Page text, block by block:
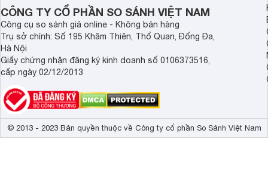
CÔNG TY CỔ PHẦN SO SÁNH VIỆT NAM
Công cụ so sánh giá online - Không bán hàng
Trụ sở chính: Số 195 Khâm Thiên, Thổ Quan, Đống Đa,
Hà Nội
Giấy chứng nhận đăng ký kinh doanh số 0106373516,
cấp ngày 02/12/2013
© 2013 - 2023 Bản quyền thuộc về Công ty cổ phần So Sánh Việt Nam